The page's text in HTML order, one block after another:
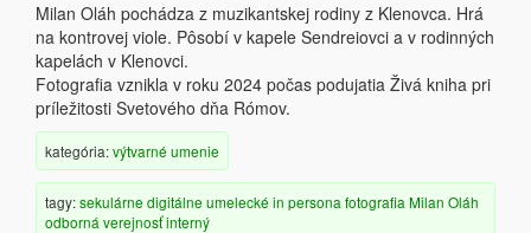
Milan Oláh pochádza z muzikantskej rodiny z Klenovca. Hrá
na kontrovej viole. Pôsobí v kapele Sendreiovci a v rodinných
kapelách v Klenovci.
Fotografia vznikla v roku 2024 počas podujatia Živá kniha pri
príležitosti Svetového dňa Rómov.
kategória:výtvarné umenie
tagy:sekulárne digitálne umelecké in persona fotografia Milan Oláh
odborná verejnosťinterný